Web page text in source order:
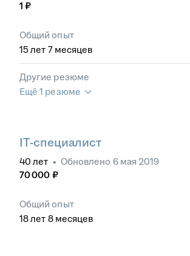
1 ₽
Общий опыт
15 лет 7 месяцев
Другие резюме
Ещё 1 резюме
IT-специалист
40 лет • Обновлено 6 мая 2019
70 000 ₽
Общий опыт
18лет 8 месяцев